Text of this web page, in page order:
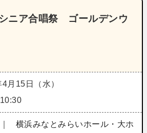
ニア合唱祭 ゴールデンウ
月15日（水）
横浜みなとみらいホール・大ホ